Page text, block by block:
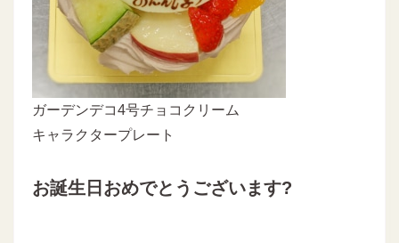
ガーデンデコ4号チョコクリーム
キャラクタープレート
お誕生日おめでとうございます?